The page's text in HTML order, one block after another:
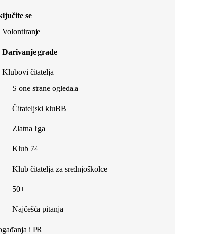
se
Volontiranje
Darivanje građe
Klubovi čitatelja
S one strane ogledala
Čitateljski kluBB
Zlatna liga
Klub 74
Klub čitatelja za srednjoškolce
50+
Najčešća pitanja
i PR